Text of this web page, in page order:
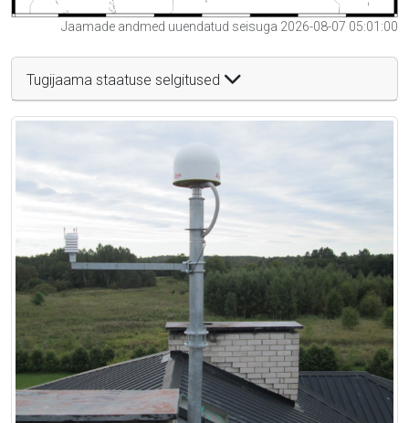
Jaamade andmed uuendatud seisuga 2026-08-07 05:01:00
Tugijaama staatuse selgitused